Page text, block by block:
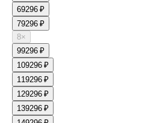
69296 ₽
79296 ₽
8×
99296 ₽
109296 ₽
119296 ₽
129296 ₽
139296 ₽